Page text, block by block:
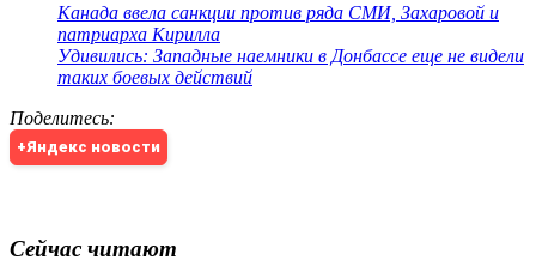
Канада ввела санкции против ряда СМИ, Захаровой и
патриарха Кирилла
Удивились: Западные наемники в Донбассе еще не видели
таких боевых действий
Поделитесь:
+Яндекс новости
Сейчас читают